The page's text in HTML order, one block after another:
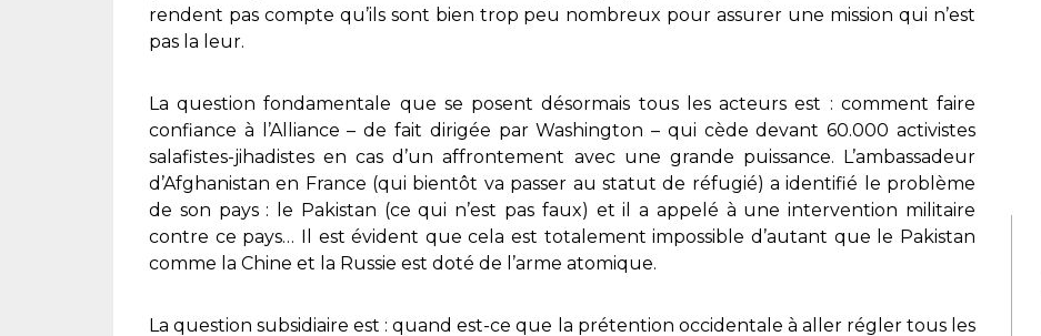
rendent pas compte qu’ils sont bien trop peu nombreux pour assurer une mission qui n’est
pas la leur.
La question fondamentale que se posent désormais tous les acteurs est : comment faire
confiance à l’Alliance – de fait dirigée par Washington – qui cède devant 60.000 activistes
salafistes-jihadistes en cas d’un affrontement avec une grande puissance. L’ambassadeur
d’Afghanistan en France (qui bientôt va passer au statut de réfugié) a identifié le problème
de son pays : le Pakistan (ce qui n’est pas faux) et il a appelé à une intervention militaire
contre ce pays… Il est évident que cela est totalement impossible d’autant que le Pakistan
comme la Chine et la Russie est doté de l’arme atomique.
La question subsidiaire est : quand est-ce que la prétention occidentale à aller régler tous les